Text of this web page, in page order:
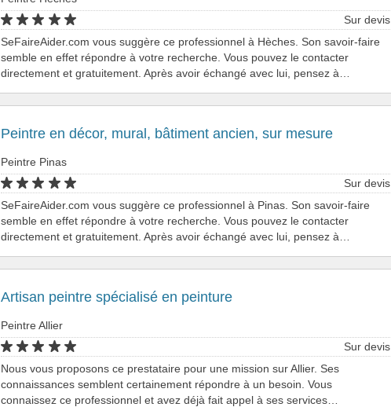
Sur devis
SeFaireAider.com vous suggère ce professionnel à Hèches. Son savoir-faire
semble en effet répondre à votre recherche. Vous pouvez le contacter
directement et gratuitement. Après avoir échangé avec lui, pensez à…
Peintre en décor, mural, bâtiment ancien, sur mesure
Peintre Pinas
Sur devis
SeFaireAider.com vous suggère ce professionnel à Pinas. Son savoir-faire
semble en effet répondre à votre recherche. Vous pouvez le contacter
directement et gratuitement. Après avoir échangé avec lui, pensez à…
Artisan peintre spécialisé en peinture
Peintre Allier
Sur devis
Nous vous proposons ce prestataire pour une mission sur Allier. Ses
connaissances semblent certainement répondre à un besoin. Vous
connaissez ce professionnel et avez déjà fait appel à ses services…